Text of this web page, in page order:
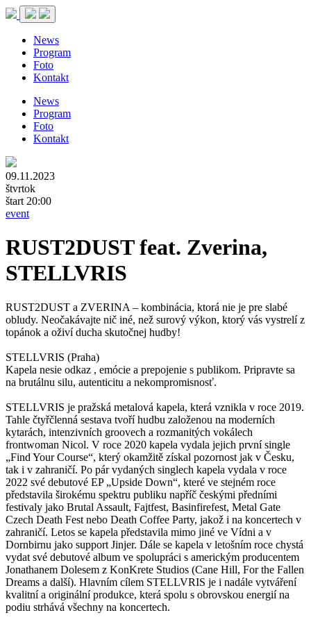
News
Program
Foto
Kontakt
News
Program
Foto
Kontakt
09.11.2023
štvrtok
štart 20:00
event
RUST2DUST feat. Zverina,
STELLVRIS
RUST2DUST a ZVERINA – kombinácia, ktorá nie je pre slabé
obludy. Neočakávajte nič iné, než surový výkon, ktorý vás vystrelí z
topánok a oživí ducha skutočnej hudby!
STELLVRIS (Praha)
Kapela nesie odkaz , emócie a prepojenie s publikom. Pripravte sa
na brutálnu silu, autenticitu a nekompromisnosť.
STELLVRIS je pražská metalová kapela, která vznikla v roce 2019.
Tahle čtyřčlenná sestava tvoří hudbu založenou na moderních
kytarách, intenzivních groovech a rozmanitých vokálech
frontwoman Nicol. V roce 2020 kapela vydala jejich první single
„Find Your Course“, který okamžitě získal pozornost jak v Česku,
tak i v zahraničí. Po pár vydaných singlech kapela vydala v roce
2022 své debutové EP „Upside Down“, které ve stejném roce
představila širokému spektru publiku napříč českými předními
festivaly jako Brutal Assault, Fajtfest, Basinfirefest, Metal Gate
Czech Death Fest nebo Death Coffee Party, jakož i na koncertech v
zahraničí. Letos se kapela představila mimo jiné ve Vídni a v
Dornbirnu jako support Jinjer. Dále se kapela v letošním roce chystá
vydat své debutové album ve spolupráci s americkým producentem
Jonathanem Dolesem z KonKrete Studios (Cane Hill, For the Fallen
Dreams a další). Hlavním cílem STELLVRIS je i nadále vytváření
kvalitní a originální produkce, která spolu s obrovskou energií na
podiu strhává všechny na koncertech.